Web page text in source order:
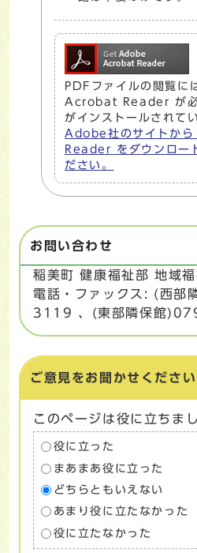
PDFファイルの閲覧
Acrobat Reader が必
がインストールされて
Adobe社のサイトか
Reader をダウンロー
ださい。
お問い合わせ
稲美町 健康福祉部 地域福
電話・ファックス: (西
3119 、(東部隣保館
ご意見をお聞かせください
このページは役に立ちま
役に立った
まあまあ役に立った
どちらともいえない
あまり役に立たなかった
役に立たなかった